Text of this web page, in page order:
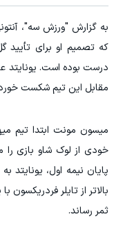
به گزارش "ورزش سه"،
که تصمیم او برای تأیید
مقابل این تیم شکست
میسون مونت ابتدا تیم
پایان نیمه اول،
بالاتر از تایلر
ثمر رساند.